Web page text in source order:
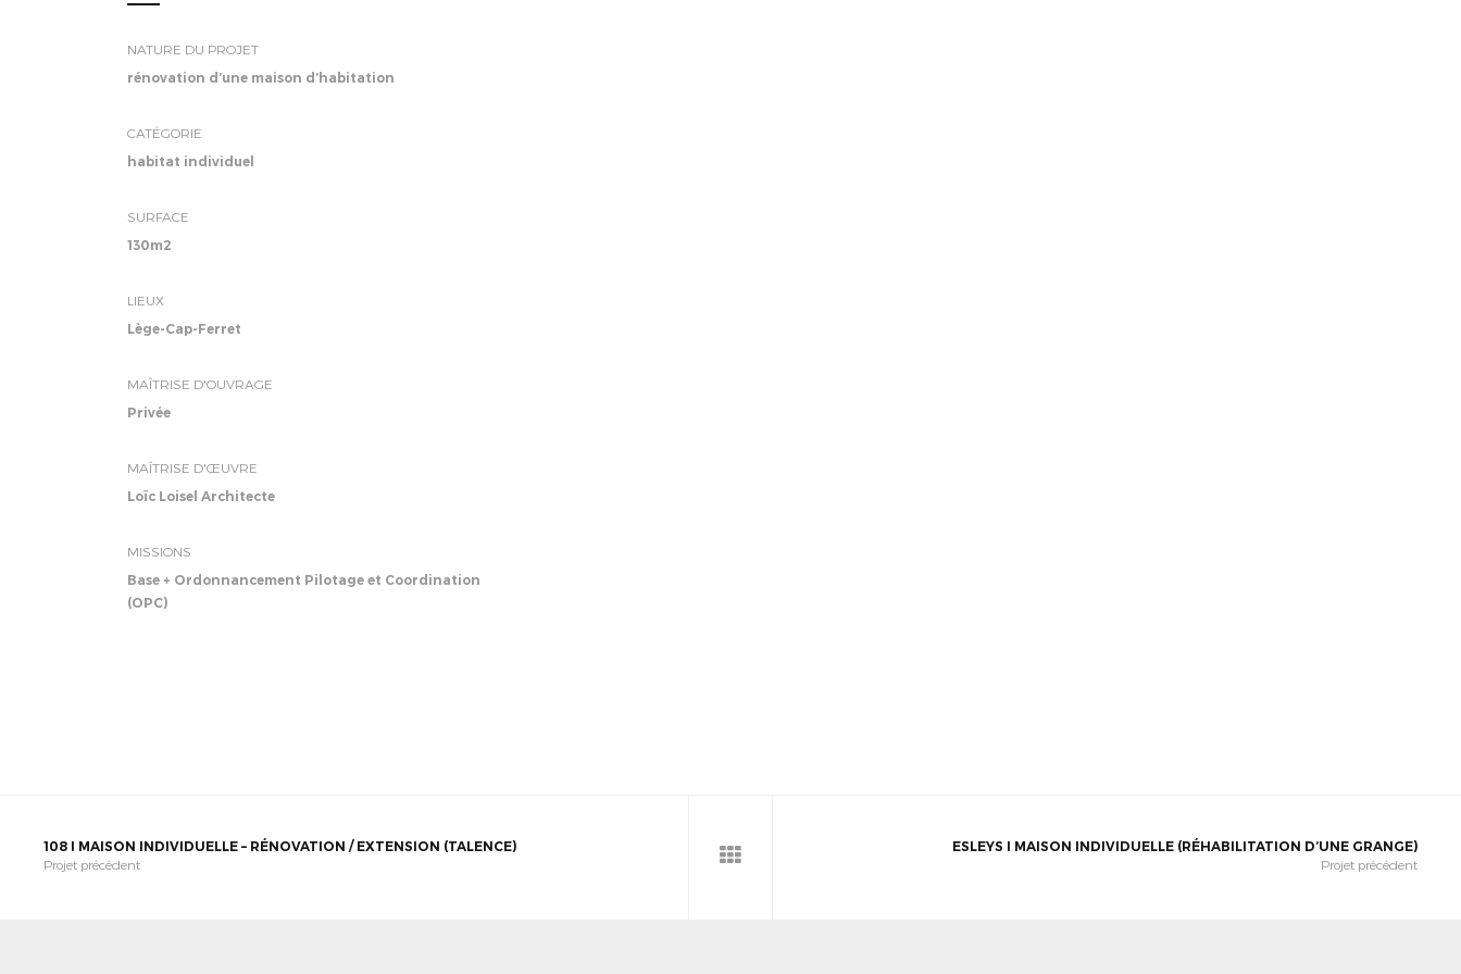
NATURE DU PROJET
rénovation d’une maison d’habitation
CATÉGORIE
habitat individuel
SURFACE
130m2
LIEUX
Lège-Cap-Ferret
MAÎTRISE D'OUVRAGE
Privée
MAÎTRISE D'ŒUVRE
Loïc Loisel Architecte
MISSIONS
Base + Ordonnancement Pilotage et Coordination
(OPC)
108 I MAISON INDIVIDUELLE – RÉNOVATION / EXTENSION (TALENCE)
Projet précédent
ESLEYS I MAISON INDIVIDUELLE (RÉHABILITATION D’UNE GRANGE)
Projet précédent